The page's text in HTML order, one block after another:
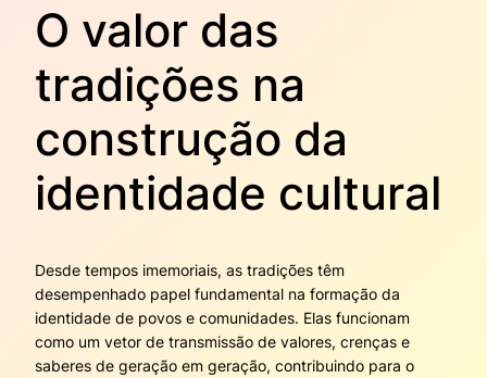
O valor das
tradições na
construção da
identidade cultural
Desde tempos imemoriais, as tradições têm
desempenhado papel fundamental na formação da
identidade de povos e comunidades. Elas funcionam
como um vetor de transmissão de valores, crenças e
saberes de geração em geração, contribuindo para o